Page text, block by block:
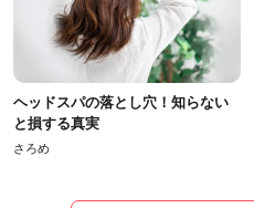
ヘッドスパの落とし穴！知らない
と損する真実
さろめ